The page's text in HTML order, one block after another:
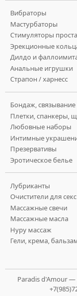
Вибраторы
Мастурбаторы
Стимуляторы
Эрекционные
Дилдо и
Анальные игрушки
Страпон / харнесс
Бондаж, связывание
Плетки, спанкеры,
Любовные наборы
Интимные
Презервативы
Эротическое белье
Лубриканты
Очистители для
Массажные свечи
Массажные масла
Нуру массаж
Гели, крема,
Paradis d'Amour —